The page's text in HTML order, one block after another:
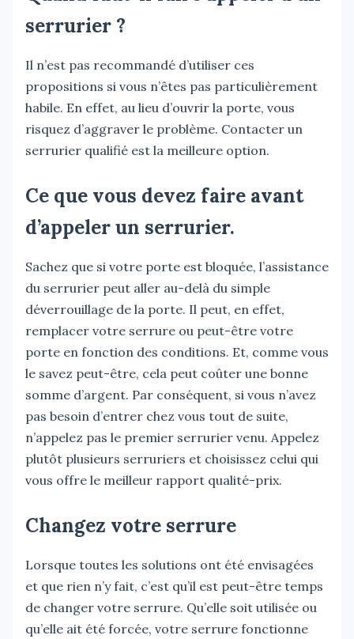
serrurier ?
Il n’est pas recommandé d’utiliser ces
propositions si vous n’êtes pas particulièrement
habile. En effet, au lieu d’ouvrir la porte, vous
risquez d’aggraver le problème. Contacter un
serrurier qualifié est la meilleure option.
Ce que vous devez faire avant
d’appeler un serrurier.
Sachez que si votre porte est bloquée, l’assistance
du serrurier peut aller au-delà du simple
déverrouillage de la porte. Il peut, en effet,
remplacer votre serrure ou peut-être votre
porte en fonction des conditions. Et, comme vous
le savez peut-être, cela peut coûter une bonne
somme d’argent. Par conséquent, si vous n’avez
pas besoin d’entrer chez vous tout de suite,
n’appelez pas le premier serrurier venu. Appelez
plutôt plusieurs serruriers et choisissez celui qui
vous offre le meilleur rapport qualité-prix.
Changez votre serrure
Lorsque toutes les solutions ont été envisagées
et que rien n’y fait, c’est qu’il est peut-être temps
de changer votre serrure. Qu’elle soit utilisée ou
qu’elle ait été forcée, votre serrure fonctionne